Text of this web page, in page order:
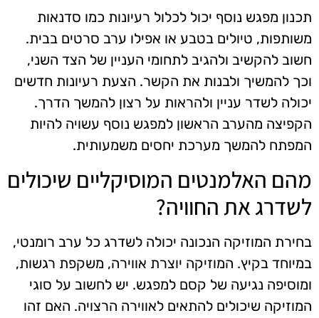
תכנון מפגש נוסף יכול לכלול רעיונות כמו סדנאות
משותפות, טיולים בטבע או אפילו ערב סרטים בבית.
חשוב להקשיב ולהגיב לתחומי העניין של הצד השני,
וכך להמשיך ולבנות את הקשר. הצעת רעיונות חדשים
יכולה לשדר עניין ולהראות על רצון להמשך הדרך.
הקפיצה מהערב הראשון למפגש נוסף עשויה להיות
המפתח להמשך מערכת יחסים משמעותית.
מהם האלמנטים המוסיקליים שיכולים
לשדרג את החוויה?
בחירת המוזיקה הנכונה יכולה לשדרג כל ערב רומנטי,
במיוחד בקיץ. המוזיקה יוצרת אווירה, משקפת רגשות,
ומוסיפה נגיעה של קסם למפגש. יש לחשוב על סוגי
המוזיקה שיכולים להתאים לאווירה הרצויה. האם זהו